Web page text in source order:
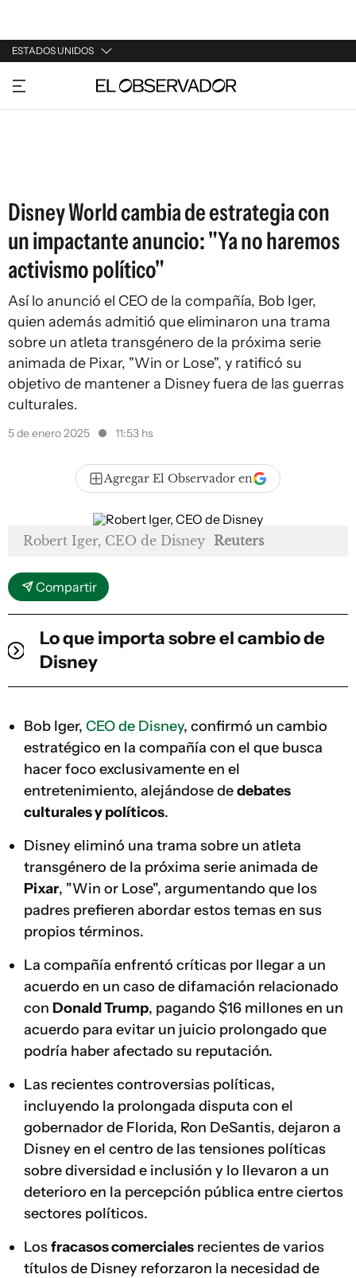
ESTADOS UNIDOS
URUGUAY
ARGENTINA
Disney World cambia de estrategia con
un impactante anuncio: "Ya no haremos
activismo político"
Así lo anunció el CEO de la compañía, Bob Iger,
quien además admitió que eliminaron una trama
sobre un atleta transgénero de la próxima serie
animada de Pixar, "Win or Lose", y ratificó su
objetivo de mantener a Disney fuera de las guerras
culturales.
5 de enero 2025 11:53 hs
Agregar El Observador en
Robert Iger, CEO de Disney Reuters
Compartir
Lo que importa sobre el cambio de
Disney
Bob Iger, CEO de Disney, confirmó un cambio
estratégico en la compañía con el que busca
hacer foco exclusivamente en el
entretenimiento, alejándose dedebates
culturales y políticos.
Disney eliminó una trama sobre un atleta
transgénero de la próxima serie animada de
Pixar, "Win or Lose", argumentando que los
padres prefieren abordar estos temas en sus
propios términos.
La compañía enfrentó críticas por llegar a un
acuerdo en un caso de difamación relacionado
con Donald Trump, pagando $16 millones en un
acuerdo para evitar un juicio prolongado que
podría haber afectado su reputación.
Las recientes controversias políticas,
incluyendo la prolongada disputa con el
gobernador de Florida, Ron DeSantis, dejaron a
Disney en el centro de las tensiones políticas
sobre diversidad e inclusión y lo llevaron a un
deterioro en la percepción pública entre ciertos
sectores políticos.
Losfracasos comerciales recientes de varios
títulos de Disney reforzaron la necesidad de